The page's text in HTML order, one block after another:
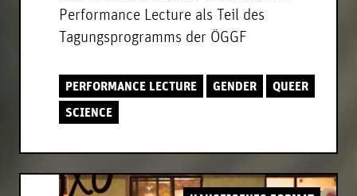
Performance Lecture als Teil des
Tagungsprogramms der ÖGGF
PERFORMANCE LECTURE GENDER
QUEER
SCIENCE